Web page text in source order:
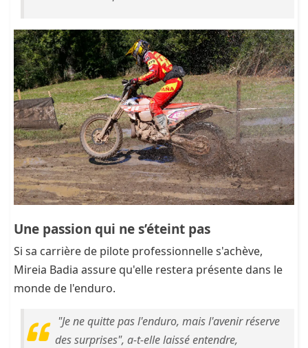
Une passion qui ne s’éteint pas
Si sa carrière de pilote professionnelle s'achève,
Mireia Badia assure qu'elle restera présente dans le
monde de l'enduro.
"Je ne quitte pas l'enduro, mais l'avenir réserve
des surprises", a-t-elle laissé entendre,